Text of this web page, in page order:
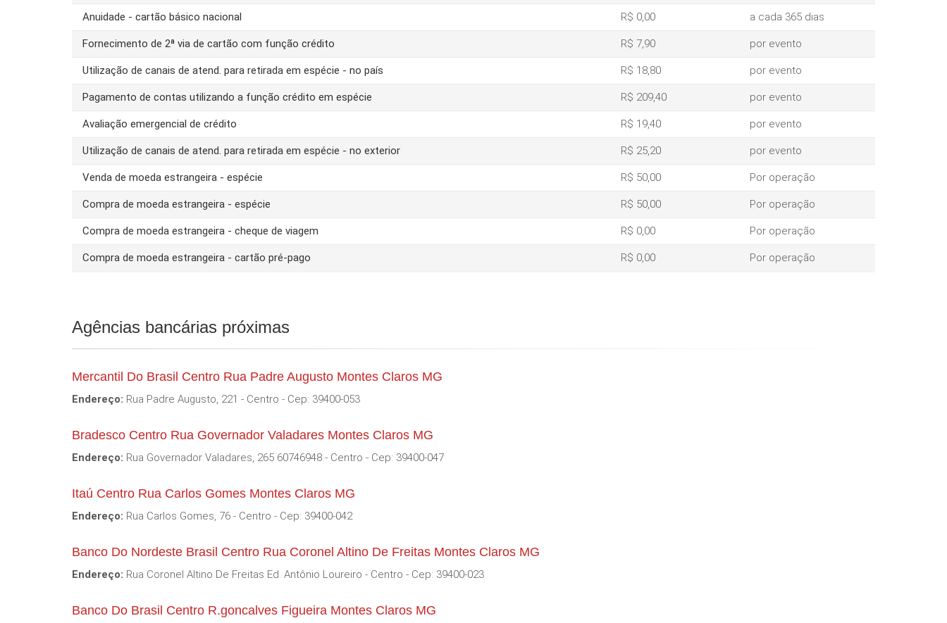
Anuidade - cartão básico nacional R$ 0,00 a cada 365 dias
Fornecimento de 2ª via de cartão com função crédito R$ 7,90 por evento
Utilização de canais de atend. para retirada em espécie - no país R$ 18,80 por evento
Pagamento de contas utilizando a função crédito em espécie R$ 209,40 por evento
Avaliação emergencial de crédito R$ 19,40 por evento
Utilização de canais de atend. para retirada em espécie - no exterior R$ 25,20 por evento
Venda de moeda estrangeira - espécie R$ 50,00 Por operação
Compra de moeda estrangeira - espécie R$ 50,00 Por operação
Compra de moeda estrangeira - cheque de viagem R$ 0,00 Por operação
Compra de moeda estrangeira - cartão pré-pago R$ 0,00 Por operação
Agências bancárias próximas
Mercantil Do Brasil Centro Rua Padre Augusto Montes Claros MG
Endereço: Rua Padre Augusto, 221 - Centro - Cep: 39400-053
Bradesco Centro Rua Governador Valadares Montes Claros MG
Endereço: Rua Governador Valadares, 265 60746948 - Centro - Cep: 39400-047
Itaú Centro Rua Carlos Gomes Montes Claros MG
Endereço: Rua Carlos Gomes, 76 - Centro - Cep: 39400-042
Banco Do Nordeste Brasil Centro Rua Coronel Altino De Freitas Montes Claros MG
Endereço: Rua Coronel Altino De Freitas Ed. Antônio Loureiro - Centro - Cep: 39400-023
Banco Do Brasil Centro R.goncalves Figueira Montes Claros MG